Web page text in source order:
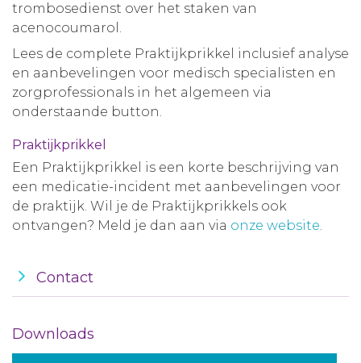
trombosedienst over het staken van
acenocoumarol.
Lees de complete Praktijkprikkel inclusief analyse
en aanbevelingen voor medisch specialisten en
zorgprofessionals in het algemeen via
onderstaande button.
Praktijkprikkel
Een Praktijkprikkel is een korte beschrijving van
een medicatie-incident met aanbevelingen voor
de praktijk. Wil je de Praktijkprikkels ook
ontvangen? Meld je dan aan via onze website.
Contact
Downloads